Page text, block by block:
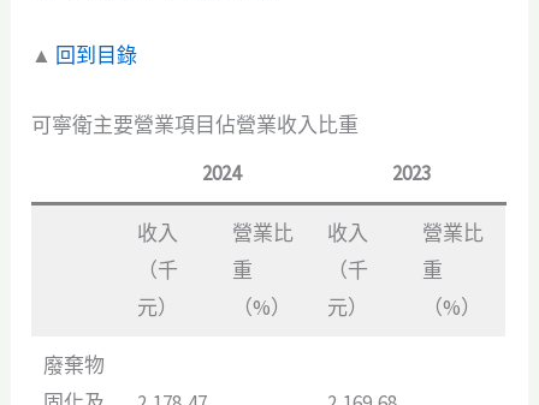
▲ 回到目錄
可寧衛主要營業項目佔營業收入比重
2024
2023
收入
（千
元）
營業比
重
（%）
收入
（千
元）
營業比
重
（%）
廢棄物